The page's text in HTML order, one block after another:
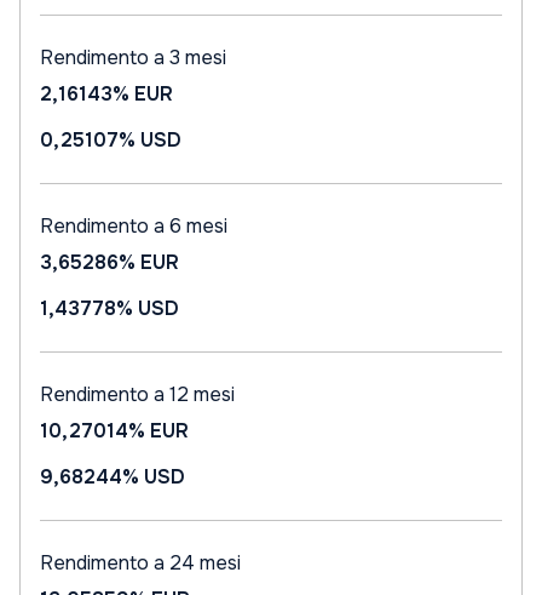
Rendimento a 3 mesi
2,16143% EUR
0,25107% USD
Rendimento a 6 mesi
3,65286% EUR
1,43778% USD
Rendimento a 12 mesi
10,27014% EUR
9,68244% USD
Rendimento a 24 mesi